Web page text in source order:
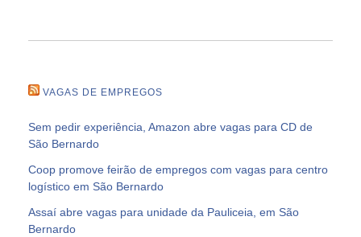
VAGAS DE EMPREGOS
Sem pedir experiência, Amazon abre vagas para CD de
São Bernardo
Coop promove feirão de empregos com vagas para centro
logístico em São Bernardo
Assaí abre vagas para unidade da Pauliceia, em São
Bernardo